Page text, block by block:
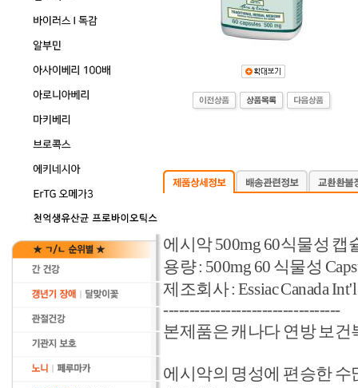
에시악 500mg 60식물성 캡
용량 : 500mg 60 식물성
제조회사 : Essiac Canada
----------------------------------
본제품은 캐나다 연방 보건
에시악의 명성에 편승한